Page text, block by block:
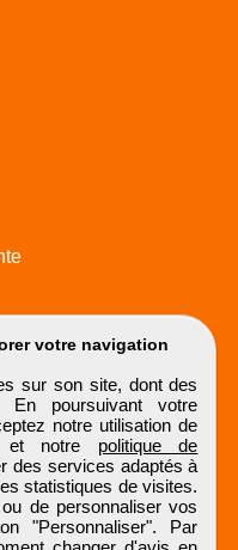
votre navigation
sur son site, dont des
En poursuivant votre
notre utilisation de
et notre politique de
des services adaptés à
statistiques de visites.
de personnaliser vos
"Personnaliser". Par